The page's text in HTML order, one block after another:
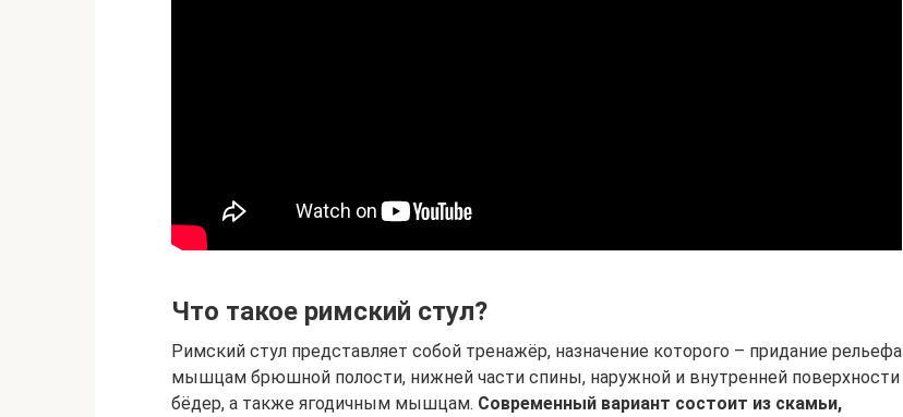
Что такое римский стул?
Римский стул представляет собой тренажёр, назначение которого – придание рельефа
мышцам брюшной полости, нижней части спины, наружной и внутренней поверхности
бёдер, а также ягодичным мышцам. Современный вариант состоит из скамьи,